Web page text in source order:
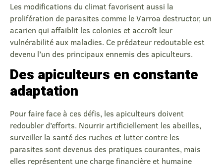
Les modifications du climat favorisent aussi la
prolifération de parasites comme le Varroa destructor, un
acarien qui affaiblit les colonies et accroît leur
vulnérabilité aux maladies. Ce prédateur redoutable est
devenu l’un des principaux ennemis des apiculteurs.
Des apiculteurs en constante
adaptation
Pour faire face à ces défis, les apiculteurs doivent
redoubler d’efforts. Nourrir artificiellement les abeilles,
surveiller la santé des ruches et lutter contre les
parasites sont devenus des pratiques courantes, mais
elles représentent une charge financière et humaine